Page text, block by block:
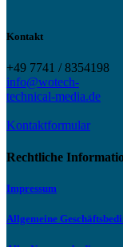
Kontakt
+49 7741 / 8354198
info@wotech-
technical-media.de
Kontaktformular
Rechtliche
Impressum
Allgemeine